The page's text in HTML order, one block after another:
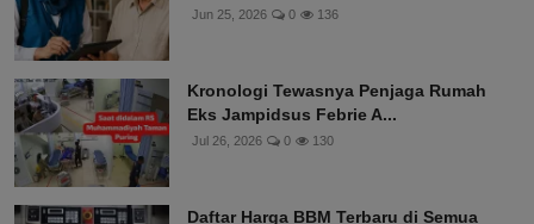
Jun 25, 2026 0 136
Kronologi Tewasnya Penjaga Rumah
Eks Jampidsus Febrie A...
Jul 26, 2026 0 130
Daftar Harga BBM Terbaru di Semua